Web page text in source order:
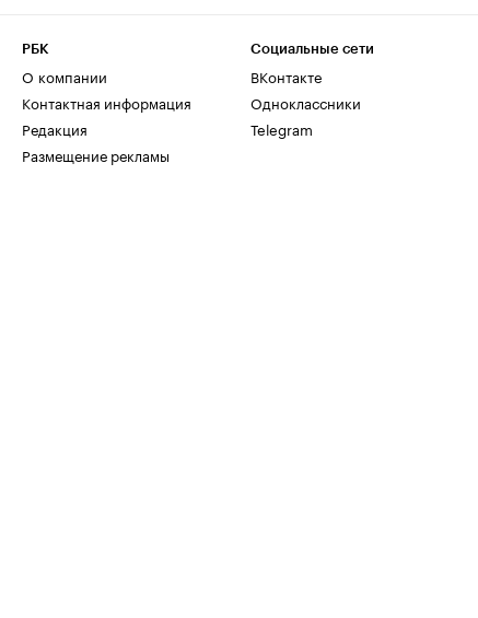
РБК
О компании
Контактная информация
Редакция
Размещение рекламы
Социальные сети
ВКонтакте
Одноклассники
Telegram